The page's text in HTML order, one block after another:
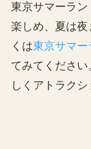
東京サマーラ
楽しめ、夏は
くは東京サマー
てみてくださ
しくアトラクシ